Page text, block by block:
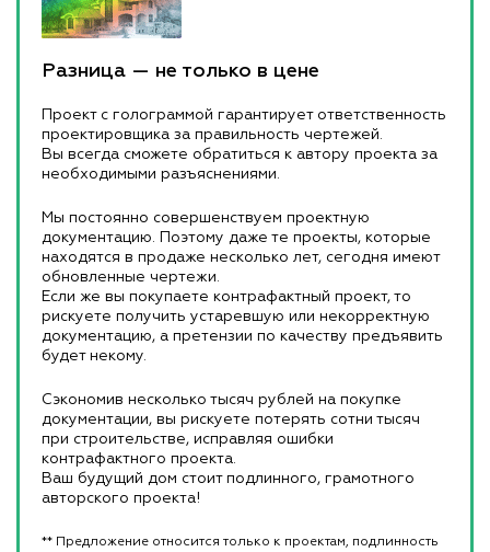
Разница — не только в цене
Проект с голограммой гарантирует ответственность
проектировщика за правильность чертежей.
Вы всегда сможете обратиться к автору проекта за
необходимыми разъяснениями.
Мы постоянно совершенствуем проектную
документацию. Поэтому даже те проекты, которые
находятся в продаже несколько лет, сегодня имеют
обновленные чертежи.
Если же вы покупаете контрафактный проект, то
рискуете получить устаревшую или некорректную
документацию, а претензии по качеству предъявить
будет некому.
Сэкономив несколько тысяч рублей на покупке
документации, вы рискуете потерять сотни тысяч
при строительстве, исправляя ошибки
контрафактного проекта.
Ваш будущий дом стоит подлинного, грамотного
авторского проекта!
** Предложение относится только к проектам, подлинность